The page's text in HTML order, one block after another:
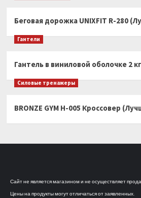
Беговая дорожка UNIXFIT R-280
Гантели
Гантель в виниловой оболочке 2
Силовые тренажеры
BRONZE GYM H-005 Кроссовер
Сайт не является магазином и не осуществляет
Цены на продукты могут отличаться от заявленных.